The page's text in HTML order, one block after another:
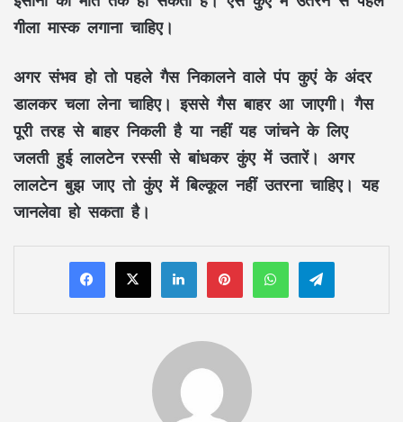
गीला मास्क लगाना चाहिए।
अगर संभव हो तो पहले गैस निकालने वाले पंप कुएं के अंदर
डालकर चला लेना चाहिए। इससे गैस बाहर आ जाएगी। गैस
पूरी तरह से बाहर निकली है या नहीं यह जांचने के लिए
जलती हुई लालटेन रस्सी से बांधकर कुंए में उतारें। अगर
लालटेन बुझ जाए तो कुंए में बिल्कूल नहीं उतरना चाहिए। यह
जानलेवा हो सकता है।
LinkedInPinterestWhatsAppTelegram